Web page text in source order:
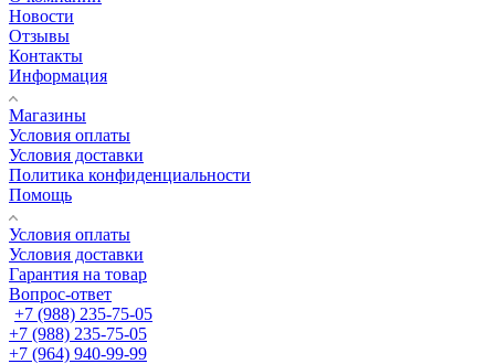
Новости
Отзывы
Контакты
Информация
Магазины
Условия оплаты
Условия доставки
Политика конфиденциальности
Помощь
Условия оплаты
Условия доставки
Гарантия на товар
Вопрос-ответ
+7 (988) 235-75-05
+7 (988) 235-75-05
+7 (964) 940-99-99